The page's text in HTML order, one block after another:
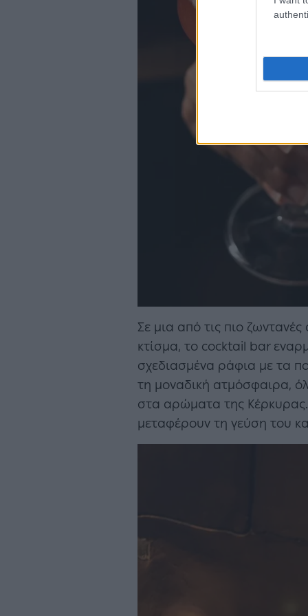
Σε μια από τις πιο
κτίσμα, το cocktail bar
σχεδιασμένα ράφια με τα
τη μοναδική ατμόσφαιρα,
στα αρώματα της Κέρκυρας.
μεταφέρουν τη γεύση του